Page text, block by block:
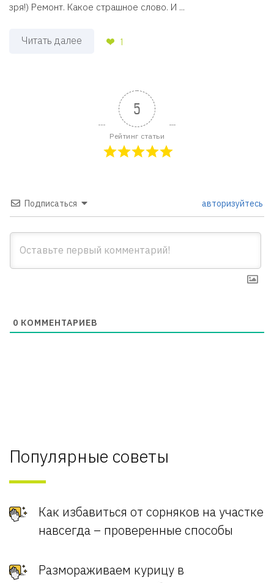
зря!) Ремонт. Какое страшное слово. И ...
Читать далее 1
5
Рейтинг статьи
Подписаться авторизуйтесь
0 КОММЕНТАРИЕВ
Популярные советы
Как избавиться от сорняков на участке
навсегда – проверенные способы
Размораживаем курицу в